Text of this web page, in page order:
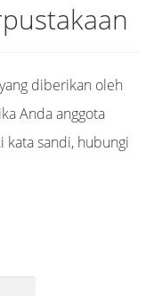
diberikan oleh
Anda anggota
sandi, hubungi